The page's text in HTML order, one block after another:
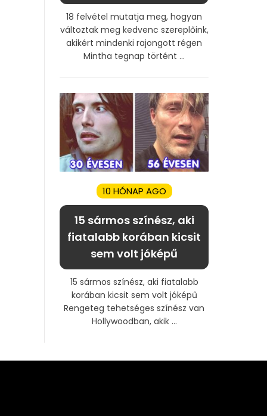
18 felvétel mutatja meg, hogyan
változtak meg kedvenc szereplőink,
akikért mindenki rajongott régen
Mintha tegnap történt ...
10 HÓNAP AGO
15 sármos színész, aki
fiatalabb korában kicsit
sem volt jóképű
15 sármos színész, aki fiatalabb
korában kicsit sem volt jóképű
Rengeteg tehetséges színész van
Hollywoodban, akik ...